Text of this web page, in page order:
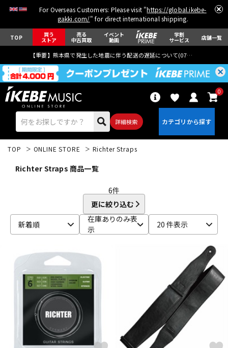
For Overseas Customers: Please visit "https://global.ikebe-
gakki.com/" for direct international shipping.
TOP 買う
ストア
売る
中古買取
イベント
動画
学割
サービス 店舗一覧
【重要】熊本県で発生した地震に伴う配送の遅延について(07月29日
詳細検索
0
ドラム パーカッション
キーボード 電子ピアノ
TOP ONLINE STORE Richter Straps
Richter Straps 商品一覧
6件
更に絞り込む
新着順
在庫ありのみ表
示
20 件表示